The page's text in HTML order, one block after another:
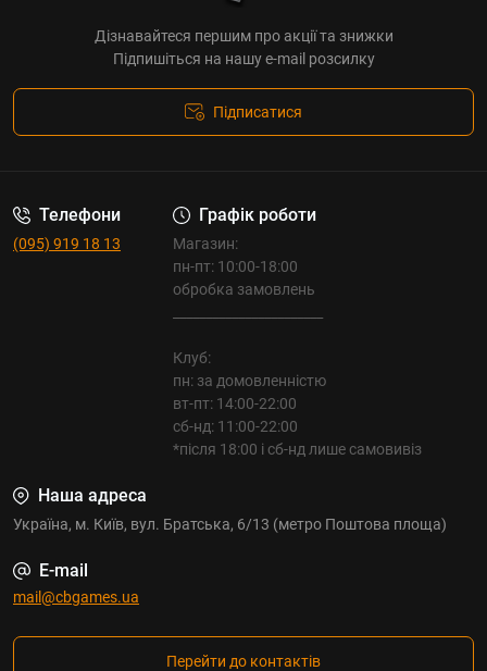
Дізнавайтеся першим про акції та знижки
Підпишіться на нашу e-mail розсилку
Підписатися
Телефони
(095) 919 18 13
Графік роботи
Магазин:
пн-пт: 10:00-18:00
обробка замовлень
Клуб:
пн: за домовленністю
вт-пт: 14:00-22:00
сб-нд: 11:00-22:00
*після 18:00 і сб-нд лише самовивіз
Наша адреса
Україна, м. Київ, вул. Братська, 6/13 (метро Поштова площа)
E-mail
mail@cbgames.ua
Перейти до контактів